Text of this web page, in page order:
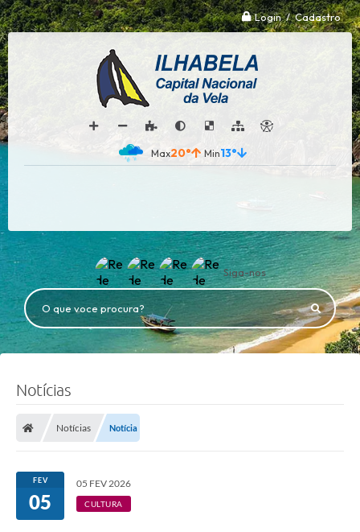
Login / Cadastro
20° 13°
Siga-nos
O que voce procura?
Notícias
Notícias Notícia
FEV
05
05 FEV 2026
CULTURA